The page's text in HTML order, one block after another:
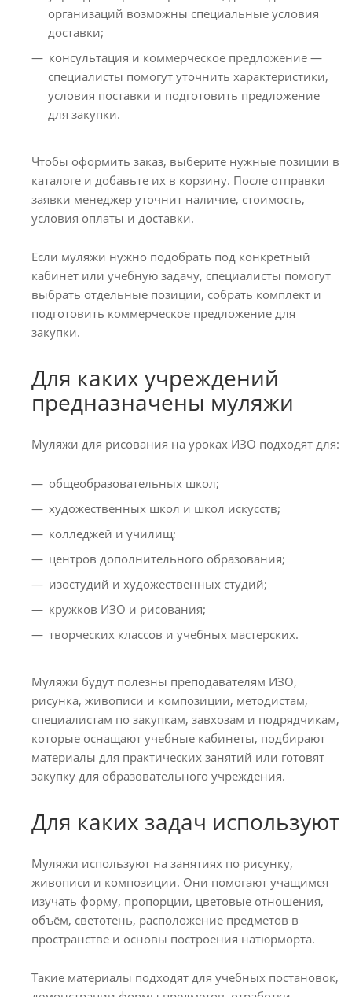
организаций возможны специальные условия
доставки;
консультация и коммерческое предложение —
специалисты помогут уточнить характеристики,
условия поставки и подготовить предложение
для закупки.
Чтобы оформить заказ, выберите нужные позиции в
каталоге и добавьте их в корзину. После отправки
заявки менеджер уточнит наличие, стоимость,
условия оплаты и доставки.
Если муляжи нужно подобрать под конкретный
кабинет или учебную задачу, специалисты помогут
выбрать отдельные позиции, собрать комплект и
подготовить коммерческое предложение для
закупки.
Для каких учреждений
предназначены муляжи
Муляжи для рисования на уроках ИЗО подходят для:
общеобразовательных школ;
художественных школ и школ искусств;
колледжей и училищ;
центров дополнительного образования;
изостудий и художественных студий;
кружков ИЗО и рисования;
творческих классов и учебных мастерских.
Муляжи будут полезны преподавателям ИЗО,
рисунка, живописи и композиции, методистам,
специалистам по закупкам, завхозам и подрядчикам,
которые оснащают учебные кабинеты, подбирают
материалы для практических занятий или готовят
закупку для образовательного учреждения.
Для каких задач используют
Муляжи используют на занятиях по рисунку,
живописи и композиции. Они помогают учащимся
изучать форму, пропорции, цветовые отношения,
объём, светотень, расположение предметов в
пространстве и основы построения натюрморта.
Такие материалы подходят для учебных постановок,